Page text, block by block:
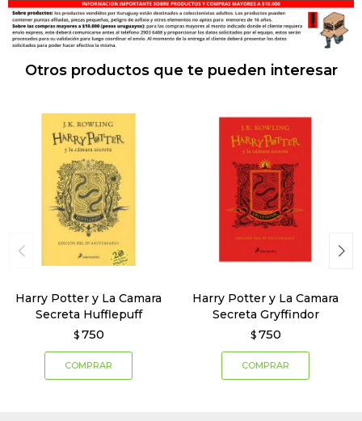
Otros productos que te pueden interesar
Harry Potter y La Camara
Secreta Hufflepuff
$ 750
Harry Potter y La Camara
Secreta Gryffindor
$ 750